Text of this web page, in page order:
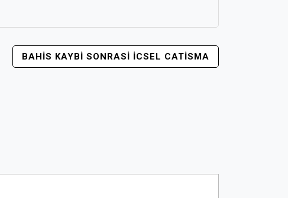
BAHIS KAYBI SONRASI İCSEL CATISMA